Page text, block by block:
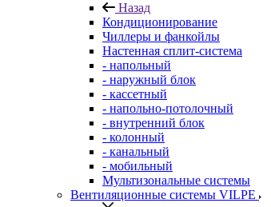
Назад
Кондиционирование
Чиллеры и фанкойлы
Настенная сплит-система
- напольный
- наружный блок
- кассетный
- напольно-потолочный
- внутренний блок
- колонный
- канальный
- мобильный
Мультизональные системы
Вентиляционные системы VILPE